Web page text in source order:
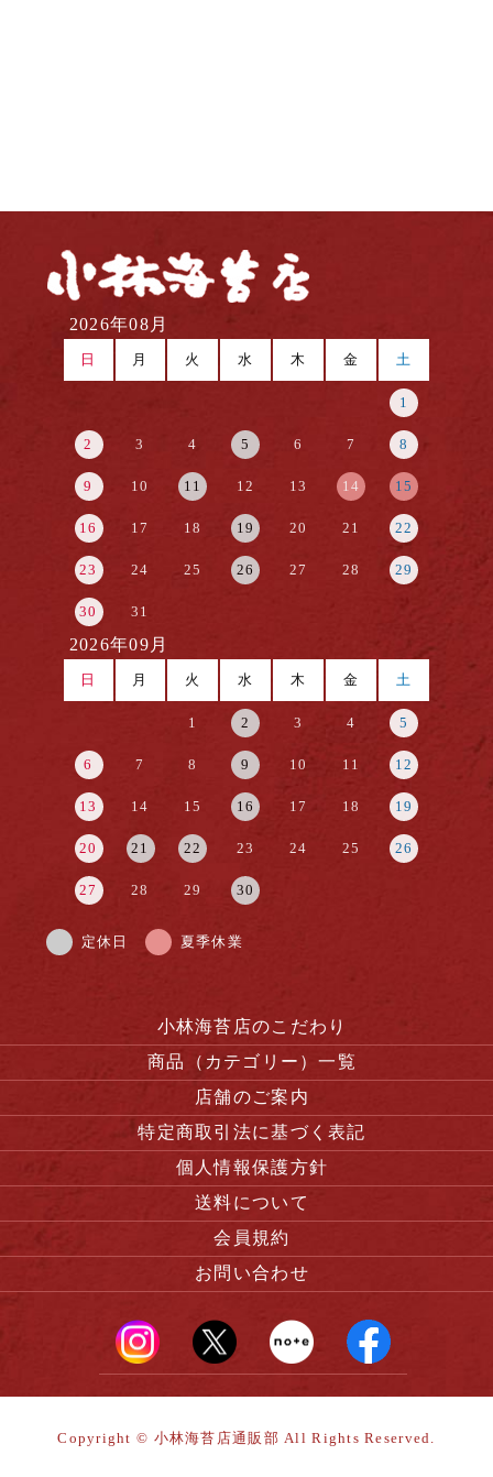
2026年08月
日 月 火 水 木 金 土
1
2 3 4 5 6 7 8
9 10 11 12 13 14 15
16 17 18 19 20 21 22
23 24 25 26 27 28 29
30 31
2026年09月
日 月 火 水 木 金 土
1 2 3 4 5
6 7 8 9 10 11 12
13 14 15 16 17 18 19
20 21 22 23 24 25 26
27 28 29 30
定休日 夏季休業
小林海苔店のこだわり
商品（カテゴリー）一覧
店舗のご案内
特定商取引法に基づく表記
個人情報保護方針
送料について
会員規約
お問い合わせ
Copyright © 小林海苔店通販部 All Rights Reserved.